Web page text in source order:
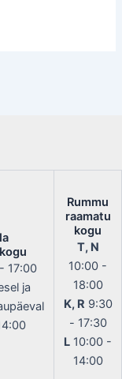
17:00
ja
Rummu
raamatu
kogu
T, N
10:00 -
18:00
K, R 9:30
- 17:30
L 10:00 -
14:00